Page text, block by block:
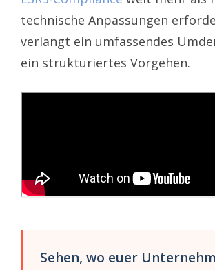
technische Anpassungen
verlangt ein umfassendes
ein strukturiertes Vorgehen.
Sehen, wo euer